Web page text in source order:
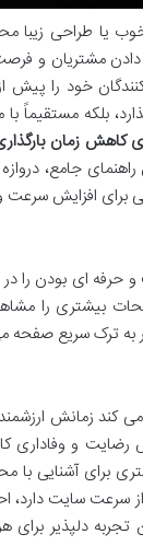
یا طراحی
مشتریان و
خود را پیش
بلکه
کاهش زمان
جامع،
برای افزایش
ای بودن را در
بیشتری را
به ترک سریع
زمانش
و وفاداری
برای آشنایی با
سایت دارد،
دلپذیر برای